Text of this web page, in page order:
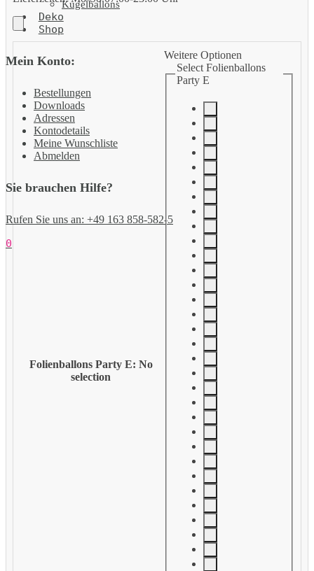
Kugelballons
Deko
Shop
Mein Konto:
Bestellungen
Downloads
Adressen
Kontodetails
Meine Wunschliste
Abmelden
Sie brauchen Hilfe?
Rufen Sie uns an: +49 163 858-582-5
0
Folienballons Party E: No
selection
Weitere Optionen
Select Folienballons
Party E